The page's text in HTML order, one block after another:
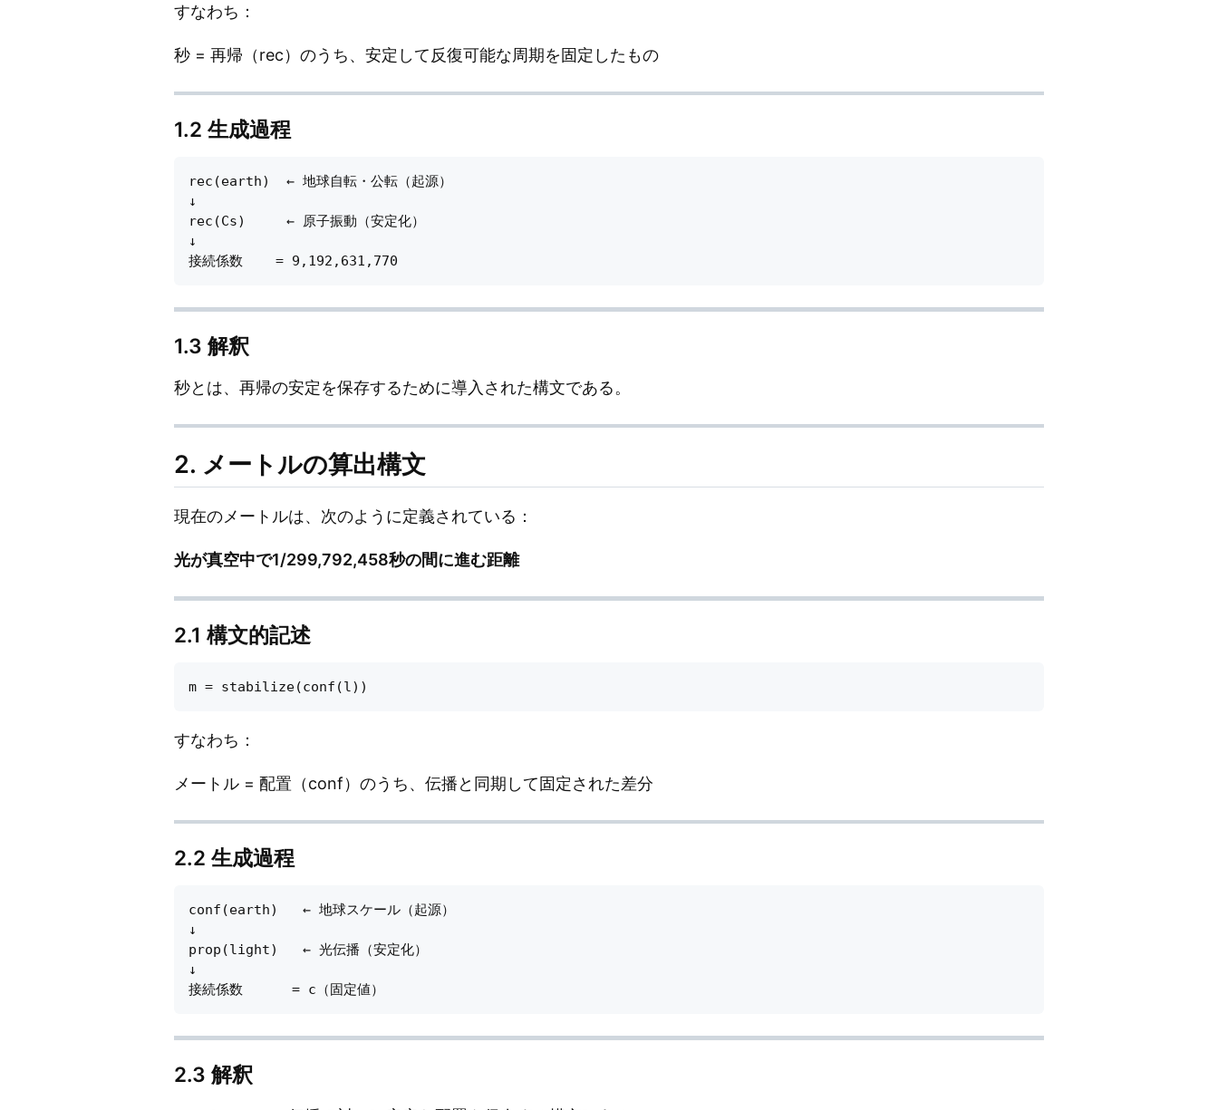
すなわち：
秒 = 再帰（rec）のうち、安定して反復可能な周期を固定したもの
1.2 生成過程
rec(earth)  ← 地球自転・公転（起源）
↓
rec(Cs)     ← 原子振動（安定化）
↓
1.3 解釈
秒とは、再帰の安定を保存するために導入された構文である。
2. メートルの算出構文
現在のメートルは、次のように定義されている：
光が真空中で1/299,792,458秒の間に進む距離
2.1 構文的記述
すなわち：
メートル = 配置（conf）のうち、伝播と同期して固定された差分
2.2 生成過程
conf(earth)   ← 地球スケール（起源）
↓
prop(light)   ← 光伝播（安定化）
↓
2.3 解釈